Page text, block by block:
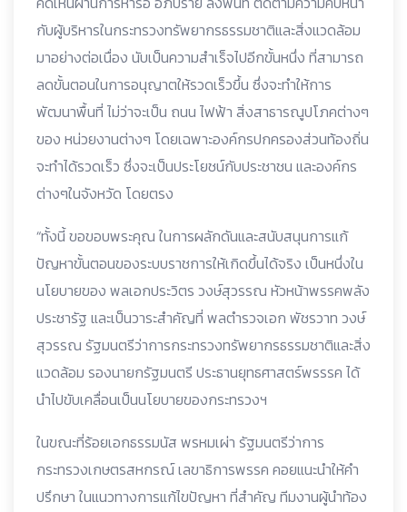
กับผู้บริหารในกระทรวงทรัพยากรธรรมชาติและสิ่งแวดล้อม
มาอย่างต่อเนื่อง นับเป็นความสำเร็จไปอีกขั้นหนึ่ง ที่สามารถ
ลดขั้นตอนในการอนุญาตให้รวดเร็วขึ้น ซึ่งจะทำให้การ
พัฒนาพื้นที่ ไม่ว่าจะเป็น ถนน ไฟฟ้า สิ่งสาธารณูปโภคต่างๆ
ของ หน่วยงานต่างๆ โดยเฉพาะองค์กรปกครองส่วนท้องถิ่น
จะทำได้รวดเร็ว ซึ่งจะเป็นประโยชน์กับประชาชน และองค์กร
ต่างๆในจังหวัด โดยตรง
“ทั้งนี้ ขอขอบพระคุณ ในการผลักดันและสนับสนุนการแก้
ปัญหาขั้นตอนของระบบราชการให้เกิดขึ้นได้จริง เป็นหนึ่งใน
นโยบายของ พลเอกประวิตร วงษ์สุวรรณ หัวหน้าพรรคพลัง
ประชารัฐ และเป็นวาระสำคัญที่ พลตำรวจเอก พัชรวาท วงษ์
สุวรรณ รัฐมนตรีว่าการกระทรวงทรัพยากรธรรมชาติและสิ่ง
แวดล้อม รองนายกรัฐมนตรี ประธานยุทธศาสตร์พรรรค ได้
นำไปขับเคลื่อนเป็นนโยบายของกระทรวงฯ
ในขณะที่ร้อยเอกธรรมนัส พรหมเผ่า รัฐมนตรีว่าการ
กระทรวงเกษตรสหกรณ์ เลขาธิการพรรค คอยแนะนำให้คำ
ปรึกษา ในแนวทางการแก้ไขปัญหา ที่สำคัญ ทีมงานผู้นำท้อง